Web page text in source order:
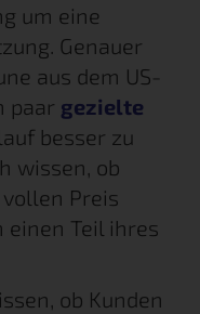
um eine
Genauer
aus dem US-
paar gezielte
besser zu
wissen, ob
Preis
Teil ihres
ob Kunden